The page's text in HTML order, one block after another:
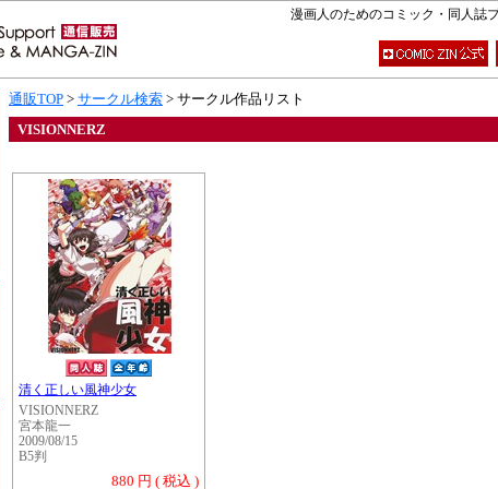
漫画人のためのコミック・同人誌
通販TOP > サークル検索 > サークル作品リスト
VISIONNERZ
清く正しい風神少女
VISIONNERZ
宮本龍一
2009/08/15
B5判
880 円 ( 税込 )